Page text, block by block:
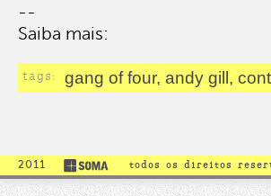
--
Saiba mais:
tags: gang of four, andy gill,
2011 todos os direitos